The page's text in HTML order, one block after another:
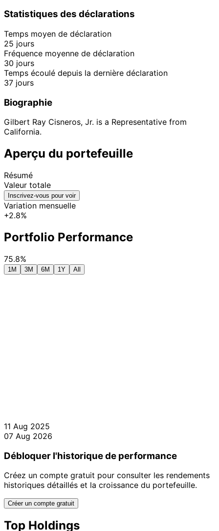
Statistiques des déclarations
Temps moyen de déclaration
25 jours
Fréquence moyenne de déclaration
30 jours
Temps écoulé depuis la dernière déclaration
37 jours
Biographie
Gilbert Ray Cisneros, Jr. is a Representative from
California.
Aperçu du portefeuille
Résumé
Valeur totale
Inscrivez-vous pour voir
Variation mensuelle
+2.8%
Portfolio Performance
75.8%
1M 3M 6M 1Y All
11 Aug 2025
07 Aug 2026
Débloquer l'historique de performance
Créez un compte gratuit pour consulter les rendements
historiques détaillés et la croissance du portefeuille.
Créer un compte gratuit
Top Holdings